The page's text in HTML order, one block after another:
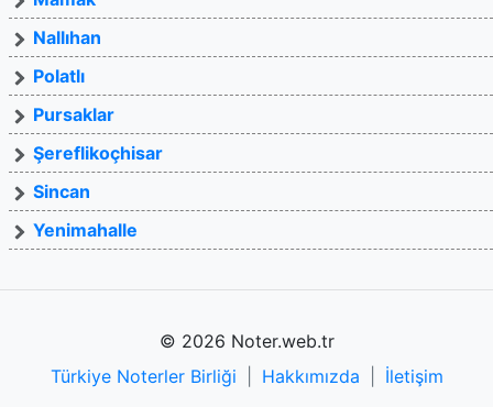
Nallıhan
Polatlı
Pursaklar
Şereflikoçhisar
Sincan
Yenimahalle
© 2026 Noter.web.tr
Türkiye Noterler Birliği
Hakkımızda İletişim